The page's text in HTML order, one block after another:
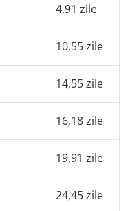
4,91 zile
10,55 zile
14,55 zile
16,18 zile
19,91 zile
24,45 zile